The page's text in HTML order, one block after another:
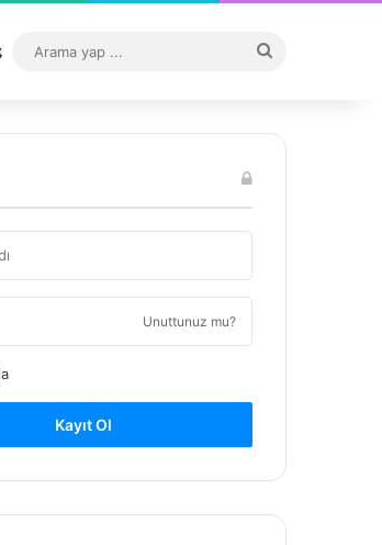
Sitemap
...
Unuttunuz mu?
Kayıt Ol